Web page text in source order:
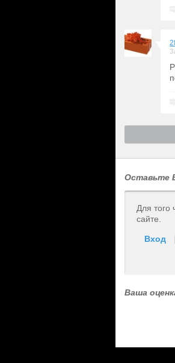
Оставьте
Для того
сайте.
Вход |
Ваша